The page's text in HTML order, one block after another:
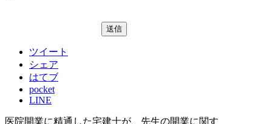
ツイート
シェア
はてブ
pocket
LINE
医院開業に精通した宅建士が、 先生の開業に関す